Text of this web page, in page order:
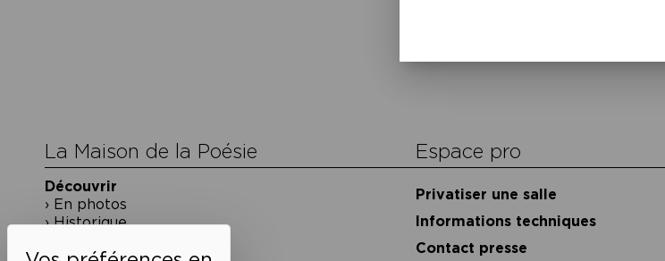
La Maison de la Poésie
Découvrir
En photos
Historique
Espace pro
Privatiser une salle
Informations techniques
Contact presse